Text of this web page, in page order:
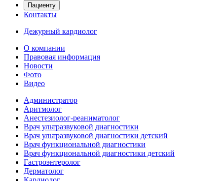
Пациенту
Контакты
Дежурный кардиолог
О компании
Правовая информация
Новости
Фото
Видео
Администратор
Аритмолог
Анестезиолог-реаниматолог
Врач ультразвуковой диагностики
Врач ультразвуковой диагностики детский
Врач функциональной диагностики
Врач функциональной диагностики детский
Гастроэнтеролог
Дерматолог